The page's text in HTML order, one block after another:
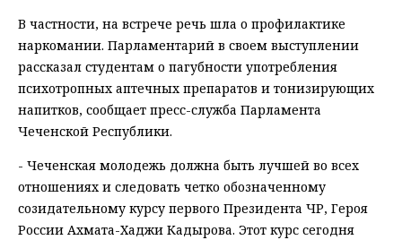
В частности, на встрече речь шла о профилактике
наркомании. Парламентарий в своем выступлении
рассказал студентам о пагубности употребления
психотропных аптечных препаратов и тонизирующих
напитков, сообщает пресс-служба Парламента
Чеченской Республики.
- Чеченская молодежь должна быть лучшей во всех
отношениях и следовать четко обозначенному
созидательному курсу первого Президента ЧР, Героя
России Ахмата-Хаджи Кадырова. Этот курс сегодня